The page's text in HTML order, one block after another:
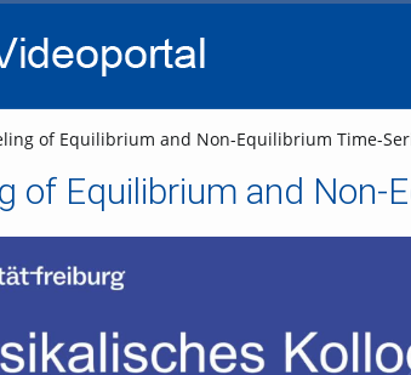
of Equilibrium and Non-Equilibrium Time-